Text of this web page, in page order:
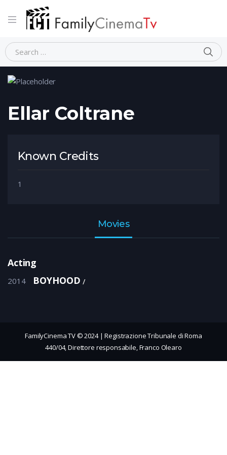
Home Person Ellar Coltrane
Ellar Coltrane
Known Credits
1
Movies
Acting
2014 BOYHOOD
FamilyCinema TV © 2024 | Registrazione Tribunale di Roma
440/04, Direttore responsabile, Franco Olearo